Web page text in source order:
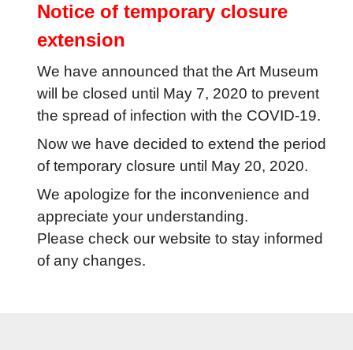
Notice of temporary closure
extension
We have announced that the Art Museum
will be closed until May 7, 2020 to prevent
the spread of infection with the COVID-19.
Now we have decided to extend the period
of temporary closure until May 20, 2020.
We apologize for the inconvenience and
appreciate your understanding.
Please check our website to stay informed
of any changes.